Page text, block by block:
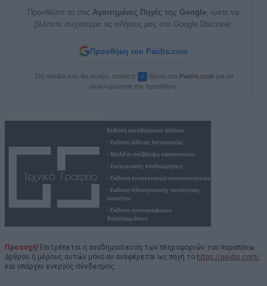
Προσθέστε το στις Αγαπημένες Πηγές της Google , ώστε να
βλέπετε συχνότερα τις ειδήσεις μας στο Google Discover.
Προσθήκη του Paidis.com
Στη σελίδα που θα ανοίξει, πατήστε ✓ δίπλα στο Paidis.com για να
ολοκληρώσετε την προσθήκη.
Προσοχή! Επιτρέπεται η αναδημοσίευση των πληροφοριών του παραπάνω
άρθρου ή μέρους αυτών μόνο αν αναφέρεται ως πηγή το https://paidis.com/
και υπάρχει ενεργός σύνδεσμος.